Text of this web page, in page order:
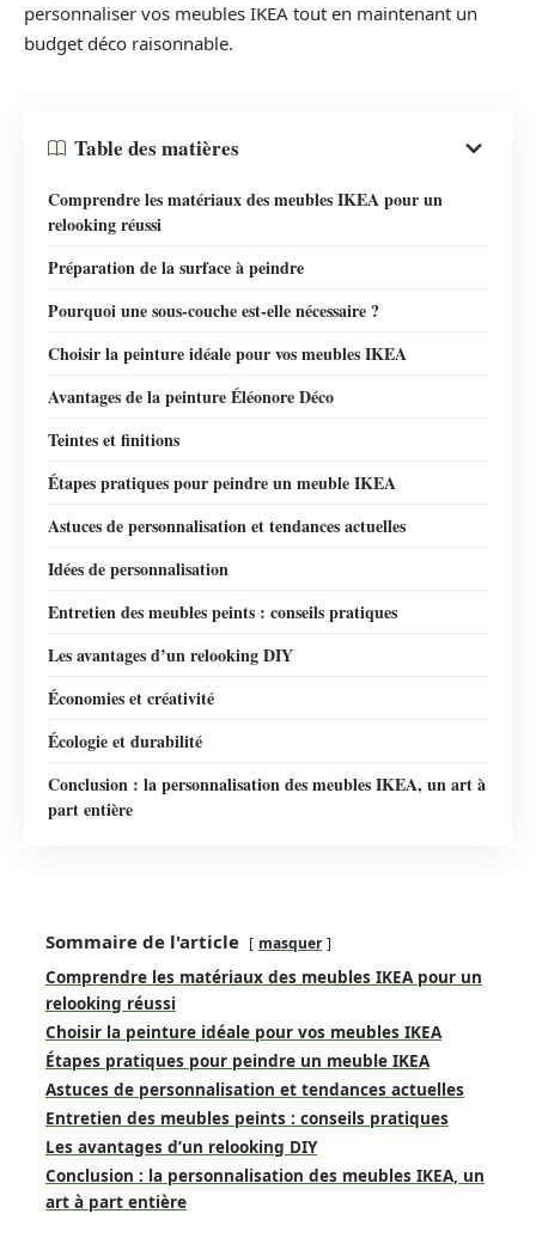
personnaliser vos meubles IKEA tout en maintenant un
budget déco raisonnable.
Table des matières
Comprendre les matériaux des meubles IKEA pour un
relooking réussi
Préparation de la surface à peindre
Pourquoi une sous-couche est-elle nécessaire ?
Choisir la peinture idéale pour vos meubles IKEA
Avantages de la peinture Éléonore Déco
Teintes et finitions
Étapes pratiques pour peindre un meuble IKEA
Astuces de personnalisation et tendances actuelles
Idées de personnalisation
Entretien des meubles peints : conseils pratiques
Les avantages d’un relooking DIY
Économies et créativité
Écologie et durabilité
Conclusion : la personnalisation des meubles IKEA, un art à
part entière
Sommaire de l'article masquer
Comprendre les matériaux des meubles IKEA pour un
relooking réussi
Choisir la peinture idéale pour vos meubles IKEA
Étapes pratiques pour peindre un meuble IKEA
Astuces de personnalisation et tendances actuelles
Entretien des meubles peints : conseils pratiques
Les avantages d’un relooking DIY
Conclusion : la personnalisation des meubles IKEA, un
art à part entière